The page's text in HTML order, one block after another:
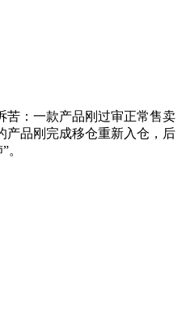
苦：一款产品刚过审正常售卖
产品刚完成移仓重新入仓，后
。